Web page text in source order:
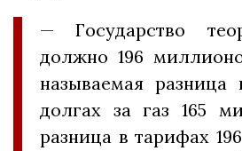
— Государство
должно 196
называемая
долгах за газ 165
разница в тарифах